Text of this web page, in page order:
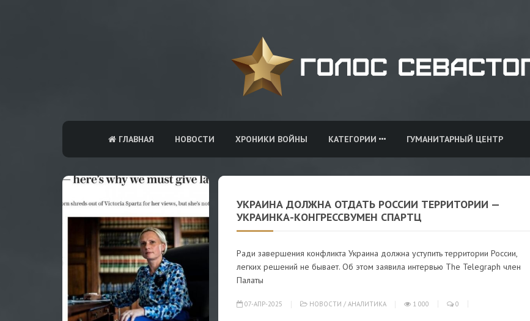
ГЛАВНАЯ НОВОСТИ ХРОНИКИ ВОЙНЫ КАТЕГОРИИ ГУМАНИТАРНЫЙ ЦЕНТР
УКРАИНА ДОЛЖНА ОТДАТЬ РОССИИ ТЕРРИТОРИИ —
УКРАИНКА-КОНГРЕССВУМЕН СПАРТЦ
Ради завершения конфликта Украина должна уступить территории России,
легких решений не бывает. Об этом заявила интервью The Telegraph член
Палаты
07-АПР-2025 НОВОСТИ / АНАЛИТИКА 1 000 0